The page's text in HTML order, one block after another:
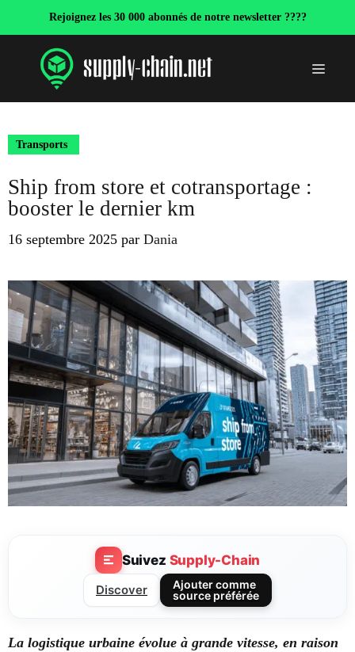
Rejoignez les 30 000 abonnés de notre newsletter ????
Menu
Transports
Ship from store et cotransportage :
booster le dernier km
16 septembre 2025 par Dania
Suivez Supply-Chain
Discover
Ajouter comme
source préférée
La logistique urbaine évolue à grande vitesse, en raison